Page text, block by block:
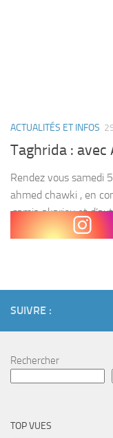
ACTUALITÉS ET INFOS
Taghrida :
Rendez vous samedi
ahmed chawki , en
,samia akariou et
rendez-vous de
SUIVRE :
Rechercher
TOP VUES